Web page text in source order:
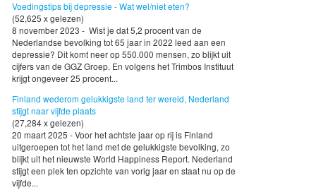
Voedingstips bij depressie - Wat wel/niet eten?
(52,625 x gelezen)
8 november 2023 - Wist je dat 5,2 procent van de
Nederlandse bevolking tot 65 jaar in 2022 leed aan een
depressie? Dit komt neer op 550.000 mensen, zo blijkt uit
cijfers van de GGZ Groep. En volgens het Trimbos Instituut
krijgt ongeveer 25 procent...
Finland wederom gelukkigste land ter wereld, Nederland
stijgt naar vijfde plaats
(27,284 x gelezen)
20 maart 2025 - Voor het achtste jaar op rij is Finland
uitgeroepen tot het land met de gelukkigste bevolking, zo
blijkt uit het nieuwste World Happiness Report. Nederland
stijgt een plek ten opzichte van vorig jaar en staat nu op de
vijfde...